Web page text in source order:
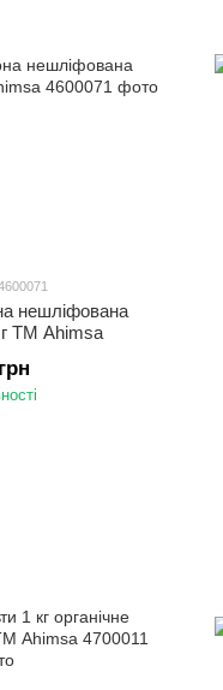
нешліфована
г ТМ Ahimsa